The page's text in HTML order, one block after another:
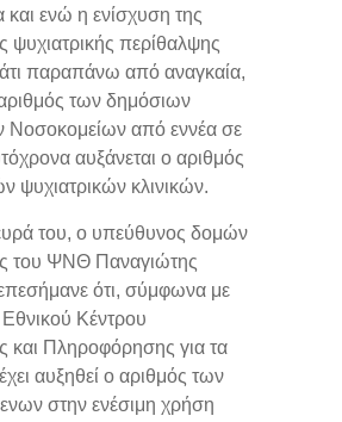
και ενώ η ενίσχυση της
ψυχιατρικής περίθαλψης
παραπάνω από αναγκαία,
των δημόσιων
Νοσοκομείων από εννέα σε
αυξάνεται ο αριθμός
ψυχιατρικών κλινικών.
του, ο υπεύθυνος δομών
του ΨΝΘ Παναγιώτης
ότι, σύμφωνα με
Εθνικού Κέντρου
και Πληροφόρησης για τα
αυξηθεί ο αριθμός των
στην ενέσιμη χρήση